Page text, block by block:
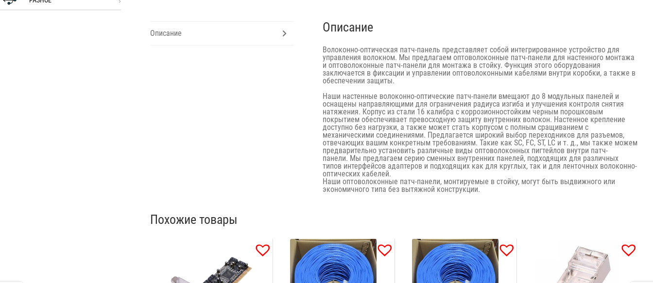
Описание Описание
Волоконно-оптическая патч-панель представляет собой интегрированное устройство для
управления волокном. Мы предлагаем оптоволоконные патч-панели для настенного монтажа
и оптоволоконные патч-панели для монтажа в стойку. Функция этого оборудования
заключается в фиксации и управлении оптоволоконными кабелями внутри коробки, а также в
обеспечении защиты.
Наши настенные волоконно-оптические патч-панели вмещают до 8 модульных панелей и
оснащены направляющими для ограничения радиуса изгиба и улучшения контроля снятия
натяжения. Корпус из стали 16 калибра с коррозионностойким черным порошковым
покрытием обеспечивает превосходную защиту внутренних волокон. Настенное крепление
доступно без нагрузки, а также может стать корпусом с полным сращиванием с
механическими соединениями. Предлагается широкий выбор переходников для разъемов,
отвечающих вашим конкретным требованиям. Такие как SC, FC, ST, LC и т. д., мы также можем
предварительно установить различные виды оптоволоконных пигтейлов внутри патч-
панели. Мы предлагаем серию сменных внутренних панелей, подходящих для различных
типов интерфейсов адаптеров и подходящих как для круглых, так и для ленточных волоконно-
оптических кабелей.
Наши оптоволоконные патч-панели, монтируемые в стойку, могут быть выдвижного или
экономичного типа без вытяжной конструкции.
Похожие товары